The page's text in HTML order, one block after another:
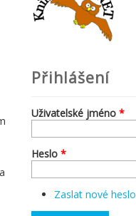
Přihlášení
Uživatelské jméno *
Heslo *
Zaslat nové heslo